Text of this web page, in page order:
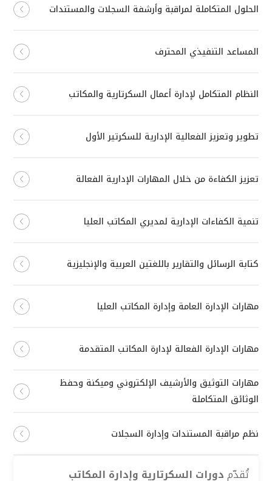
الحلول المتكاملة لمراقبة وأرشفة السجلات والمستندات
المساعد التنفيذي المحترف
النظام المتكامل لإدارة أعمال السكرتارية والمكاتب
تطوير وتعزيز الفعالية الإدارية للسكرتير الأول
تعزيز الكفاءة من خلال المهارات الإدارية الفعالة
تنمية الكفاءات الإدارية لمديري المكاتب العليا
كتابة الرسائل والتقارير باللغتين العربية والإنجليزية
مهارات الإدارة العامة وإدارة المكاتب العليا
مهارات الإدارة الفعالة لإدارة المكاتب المتقدمة
مهارات التوثيق والأرشيف الإلكتروني وميكنة وحفظ
الوثائق المتكاملة
نظم مراقبة المستندات وإدارة السجلات
تُقدّمدورات السكرتارية وإدارة المكاتب